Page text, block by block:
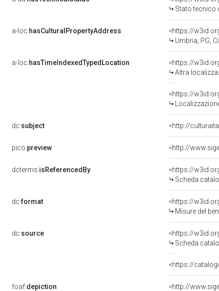
Stato tecnico
a-loc:hasCulturalPropertyAddress
<https://
Umbria, PG,
a-loc:hasTimeIndexedTypedLocation
<https://
Altra
<https://
dc:subject <http://
pico:preview
dcterms:isReferencedBy
<https://
Scheda
dc:format
<https://
Misure del
dc:source
<https://
Scheda
<https://
foaf:depiction